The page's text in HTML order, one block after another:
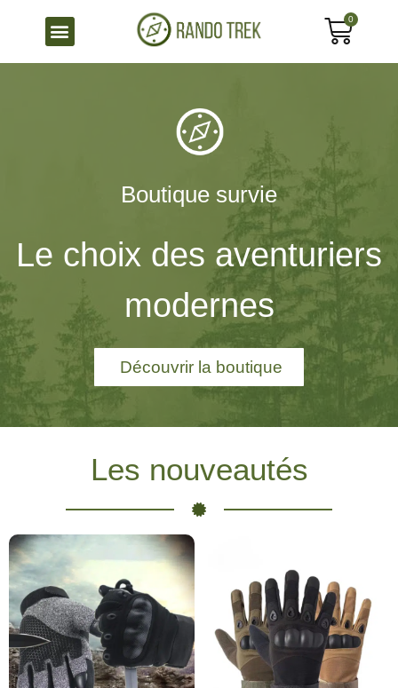
0
Boutique survie
Le choix des aventuriers
modernes
Découvrir la boutique
Les nouveautés